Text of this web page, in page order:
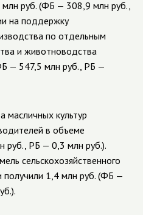
руб. (ФБ — 308,9 млн руб.,
на поддержку
по отдельным
и животноводства
— 547,5 млн руб., РБ —
масличных культур
в объеме
руб., РБ — 0,3 млн руб.).
сельскохозяйственного
получили 1,4 млн руб. (ФБ —